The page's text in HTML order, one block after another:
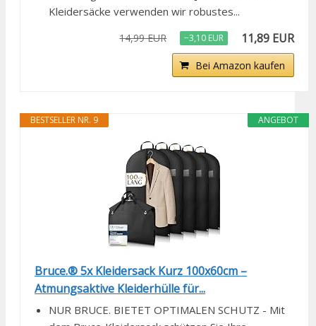
Kleidersäcke verwenden wir robustes...
14,99 EUR −3,10 EUR 11,89 EUR
Bei Amazon kaufen
ANGEBOT
BESTSELLER NR. 9
Bruce.® 5x Kleidersack Kurz 100x60cm –
Atmungsaktive Kleiderhülle für...
NUR BRUCE. BIETET OPTIMALEN SCHUTZ - Mit